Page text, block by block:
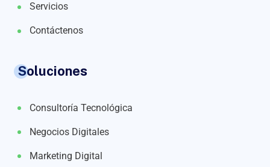
Servicios
Contáctenos
Soluciones
Consultoría Tecnológica
Negocios Digitales
Marketing Digital